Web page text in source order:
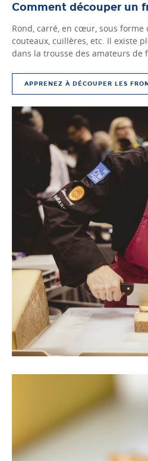
Comment découper un
Rond, carré, en cœur, sous forme
couteaux, cuillères, etc. Il existe
dans la trousse des amateurs de
APPRENEZ À DÉCOUPER LES